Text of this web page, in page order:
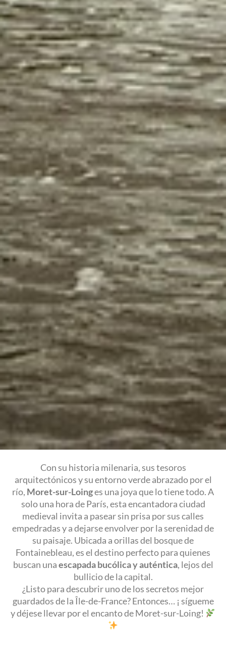
Con su historia milenaria, sus tesoros
arquitectónicos y su entorno verde abrazado por el
río, Moret-sur-Loinges una joya que lo tiene todo. A
solo una hora de París, esta encantadora ciudad
medieval invita a pasear sin prisa por sus calles
empedradas y a dejarse envolver por la serenidad de
su paisaje. Ubicada a orillas del bosque de
Fontainebleau, es el destino perfecto para quienes
buscan unaescapada bucólica y auténtica, lejos del
bullicio de la capital.
¿Listo para descubrir uno de los secretos mejor
guardados de la Île-de-France? Entonces… ¡ sígueme
y déjese llevar por el encanto de Moret-sur-Loing!